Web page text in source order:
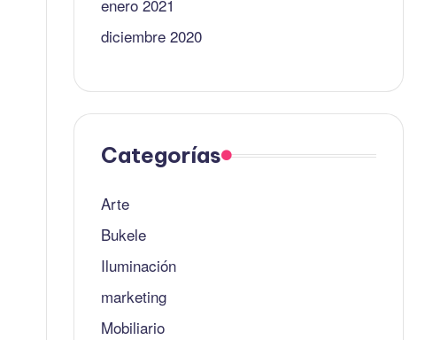
enero 2021
diciembre 2020
Categorías
Arte
Bukele
Iluminación
marketing
Mobiliario